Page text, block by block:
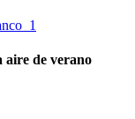
aire de verano